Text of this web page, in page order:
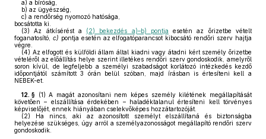
a) a bíróság,
b) az ügyészség,
c) a rendőrség nyomozó hatósága,
bocsátotta ki.
(3) Az átkísérést a (2) bekezdés a)–b) pontja esetén az őrizetbe vételt
foganatosító, c) pontja esetén az elfogatóparancsot kibocsátó rendőri szerv hajtja
végre.
(4) Az elfogott és külföldi állam által kiadni vagy átadni kért személy őrizetbe
vételéről az előállítás helye szerint illetékes rendőri szerv gondoskodik, amelyről
soron kívül, de legfeljebb a személyi szabadságot korlátozó intézkedés kezdő
időpontjától számított 3 órán belül szóban, majd írásban is értesíteni kell a
NEBEK-et.
12. § (1) A magát azonosítani nem képes személy kilétének megállapítását
követően – elszállítása érdekében – haladéktalanul értesíteni kell törvényes
képviselőjét, ennek hiányában cselekvőképes hozzátartozóját.
(2) Ha nincs, aki az azonosított személyt elszállítaná és biztonságba
helyezése szükséges, úgy arról a személyazonosságot megállapító rendőri szerv
gondoskodik.